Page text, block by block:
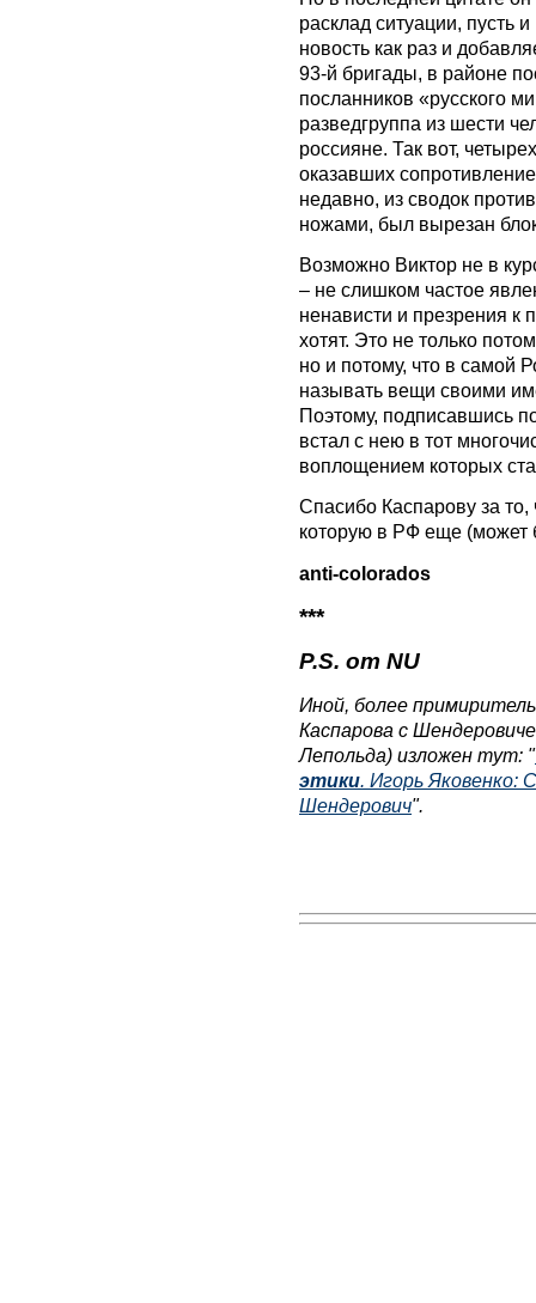
расклад ситуации, пусть
новость как раз и
93-й бригады, в районе
посланников «русского
разведгруппа из шести
россияне. Так вот,
оказавших
недавно, из сводок
ножами, был вырезан
Возможно Виктор не в
– не слишком частое
ненависти и презрения к
хотят. Это не только
но и потому, что в самой
называть вещи своими
Поэтому, подписавшись
встал с нею в тот
воплощением которых
Спасибо Каспарову за
которую в РФ еще (может
anti-colorados
***
P.S. от NU
Иной, более
Каспарова с
Лепольда) изложен тут: "
этики . Игорь Яковенко:
Шендерович".